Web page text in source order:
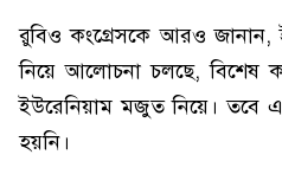
রুবিও কংগ্রেসকে আরও জানান,
নিয়ে আলোচনা চলছে, বিশেষ
ইউরেনিয়াম মজুত নিয়ে। তবে
হয়নি।